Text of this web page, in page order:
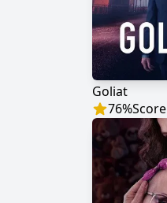
Goliat
76%Score